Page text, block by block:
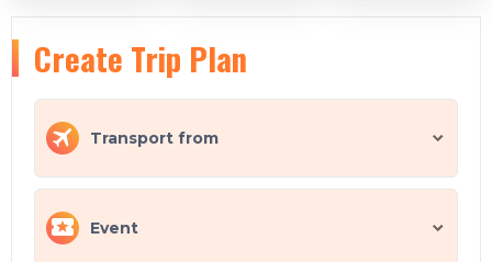
Create Trip Plan
Transport from
Event